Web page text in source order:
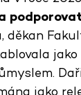
děkan
jako